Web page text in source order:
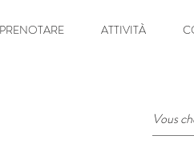
PRENOTARE ATTIVITÀ